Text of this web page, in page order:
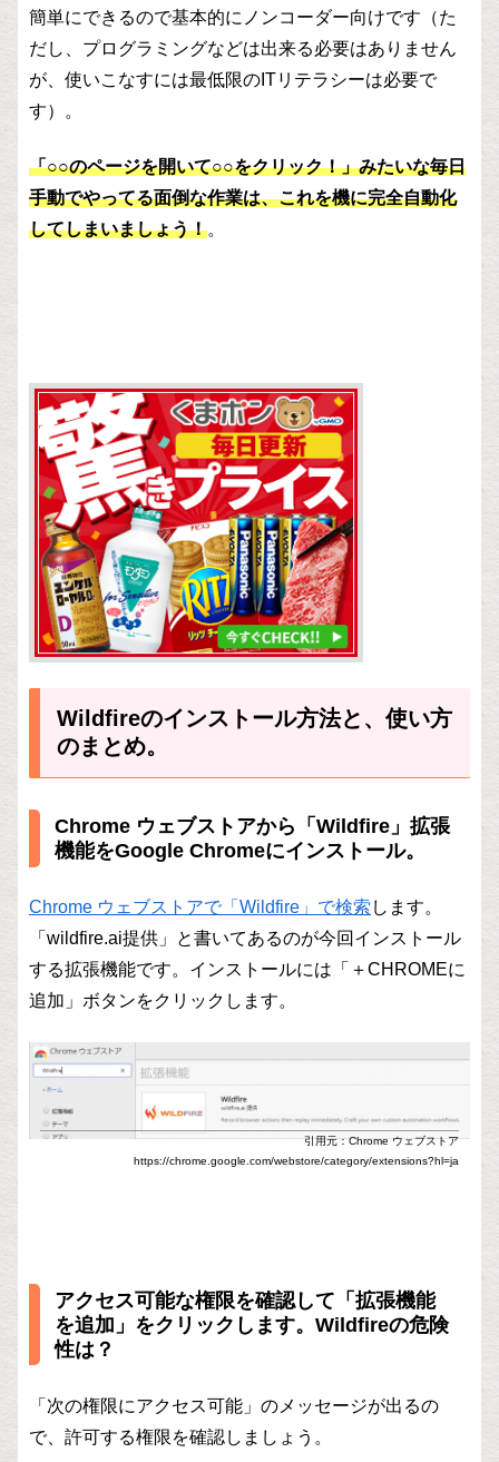
簡単にできるので基本的にノンコーダー向けです（た
だし、プログラミングなどは出来る必要はありません
が、使いこなすには最低限のITリテラシーは必要で
す）。
「○○のページを開いて○○をクリック！」みたいな毎日
手動でやってる面倒な作業は、これを機に完全自動化
してしまいましょう！。
Wildfireのインストール方法と、使い方
のまとめ。
Chrome ウェブストアから「Wildfire」拡張
機能をGoogle Chromeにインストール。
Chrome ウェブストアで「Wildfire」で検索 します。
「wildfire.ai提供」と書いてあるのが今回インストール
する拡張機能です。インストールには「＋CHROMEに
追加」ボタンをクリックします。
引用元：Chrome ウェブストア
https://chrome.google.com/webstore/category/extensions?hl=ja
アクセス可能な権限を確認して「拡張機能
を追加」をクリックします。Wildfireの危険
性は？
「次の権限にアクセス可能」のメッセージが出るの
で、許可する権限を確認しましょう。